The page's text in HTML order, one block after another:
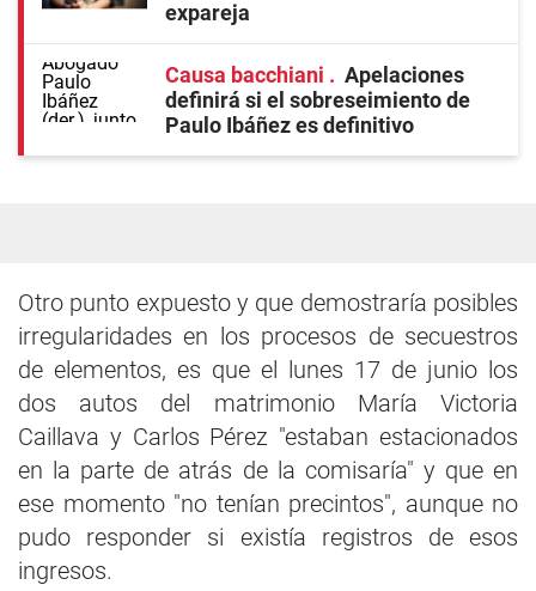
expareja
Causa bacchiani
Apelaciones
definirá si el sobreseimiento de
Paulo Ibáñez es definitivo
Otro punto expuesto y que demostraría posibles
irregularidades en los procesos de secuestros
de elementos, es que el lunes 17 de junio los
dos autos del matrimonio María Victoria
Caillava y Carlos Pérez "estaban estacionados
en la parte de atrás de la comisaría" y que en
ese momento "no tenían precintos", aunque no
pudo responder si existía registros de esos
ingresos.